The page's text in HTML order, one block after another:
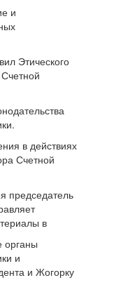
и
Этического
в действиях
Счетной
председатель
в
органы
и
и Жогорку